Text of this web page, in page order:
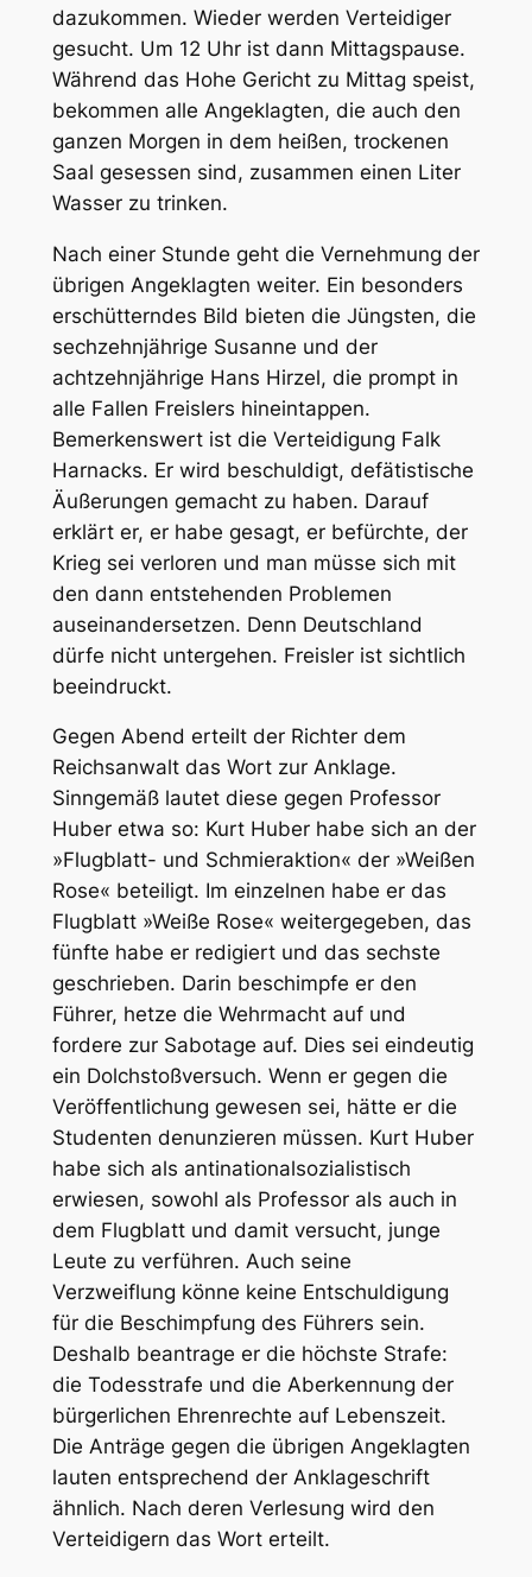
dazukommen. Wieder werden Verteidiger
gesucht. Um 12 Uhr ist dann Mittagspause.
Während das Hohe Gericht zu Mittag speist,
bekommen alle Angeklagten, die auch den
ganzen Morgen in dem heißen, trockenen
Saal gesessen sind, zusammen einen Liter
Wasser zu trinken.
Nach einer Stunde geht die Vernehmung der
übrigen Angeklagten weiter. Ein besonders
erschütterndes Bild bieten die Jüngsten, die
sechzehnjährige Susanne und der
achtzehnjährige Hans Hirzel, die prompt in
alle Fallen Freislers hineintappen.
Bemerkenswert ist die Verteidigung Falk
Harnacks. Er wird beschuldigt, defätistische
Äußerungen gemacht zu haben. Darauf
erklärt er, er habe gesagt, er befürchte, der
Krieg sei verloren und man müsse sich mit
den dann entstehenden Problemen
auseinandersetzen. Denn Deutschland
dürfe nicht untergehen. Freisler ist sichtlich
beeindruckt.
Gegen Abend erteilt der Richter dem
Reichsanwalt das Wort zur Anklage.
Sinngemäß lautet diese gegen Professor
Huber etwa so: Kurt Huber habe sich an der
»Flugblatt- und Schmieraktion« der »Weißen
Rose« beteiligt. Im einzelnen habe er das
Flugblatt »Weiße Rose« weitergegeben, das
fünfte habe er redigiert und das sechste
geschrieben. Darin beschimpfe er den
Führer, hetze die Wehrmacht auf und
fordere zur Sabotage auf. Dies sei eindeutig
ein Dolchstoßversuch. Wenn er gegen die
Veröffentlichung gewesen sei, hätte er die
Studenten denunzieren müssen. Kurt Huber
habe sich als antinationalsozialistisch
erwiesen, sowohl als Professor als auch in
dem Flugblatt und damit versucht, junge
Leute zu verführen. Auch seine
Verzweiflung könne keine Entschuldigung
für die Beschimpfung des Führers sein.
Deshalb beantrage er die höchste Strafe:
die Todesstrafe und die Aberkennung der
bürgerlichen Ehrenrechte auf Lebenszeit.
Die Anträge gegen die übrigen Angeklagten
lauten entsprechend der Anklageschrift
ähnlich. Nach deren Verlesung wird den
Verteidigern das Wort erteilt.